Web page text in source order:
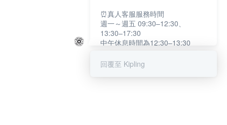
⏰真人客服服務時間
週一～週五 09:30–12:30、
13:30–17:30
中午休息時間為12:30–13:30
提醒您：系統會自動已讀訊息，如
回覆至 Kipling